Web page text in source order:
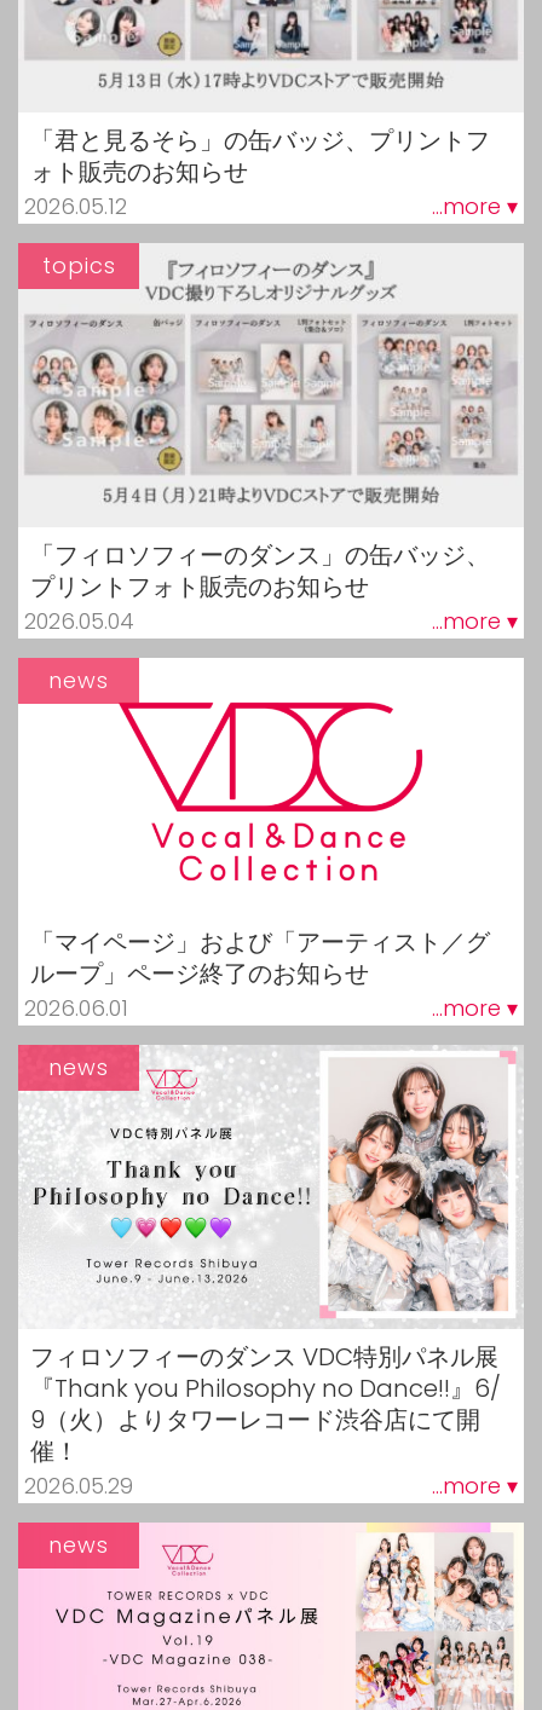
「君と見るそら」の缶バッジ、プリントフ
ォト販売のお知らせ
2026.05.12 ...more ▾
「フィロソフィーのダンス」の缶バッジ、
プリントフォト販売のお知らせ
2026.05.04 ...more ▾
topics
「マイページ」および「アーティスト／グ
ループ」ページ終了のお知らせ
2026.06.01 ...more ▾
news
フィロソフィーのダンス VDC特別パネル展
『Thank you Philosophy no Dance!!』6/
9（火）よりタワーレコード渋谷店にて開
催！
2026.05.29 ...more ▾
news
news